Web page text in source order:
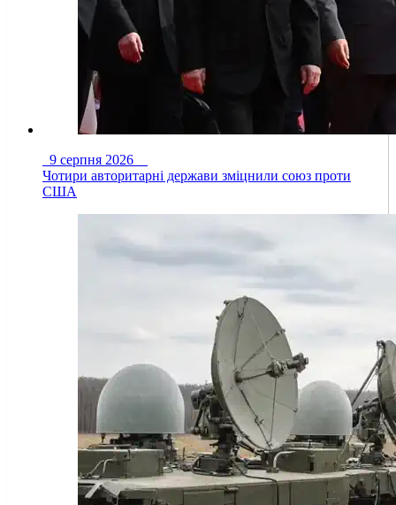
9 серпня 2026
Чотири авторитарні держави зміцнили союз проти
США